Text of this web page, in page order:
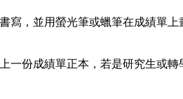
寫，並用螢光筆或蠟筆在成績單
一份成績單正本，若是研究生或